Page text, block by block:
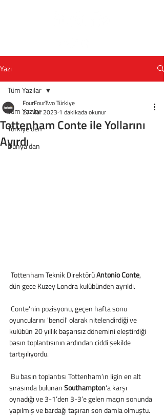
Yazı
Tüm Yazılar
Türkiye'den
Dünya'dan
Tüm Yazılar
Tottenham Conte ile Yollarını
Ayırdı
FourFourTwo Türkiye
27 Mar 2023 1 dakikada okunur
Tottenham Teknik Direktörü Antonio Conte,
dün gece Kuzey Londra kulübünden ayrıldı.
oyuncularını 'bencil' olarak nitelendirdiği ve
kulübün 20 yıllık başarısız dönemini eleştirdiği
basın toplantısının ardından ciddi şekilde
tartışılıyordu.
sırasında bulunan Southampton'a karşı
oynadığı ve 3-1’den 3-3’e gelen maçın sonunda
yapılmış ve bardağı taşıran son damla olmuştu.